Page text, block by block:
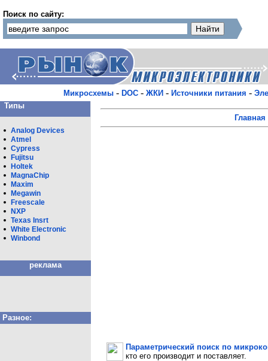
Поиск по сайту:
Микросхемы - DOC - ЖКИ - Источники питания -
Типы
Analog Devices
Atmel
Cypress
Fujitsu
Holtek
MagnaChip
Maxim
Megawin
Freescale
NXP
Texas Insrt
White Eleсtronic
Winbond
реклама
Разное:
Параметрический поиск по
кто его производит и поставляет.